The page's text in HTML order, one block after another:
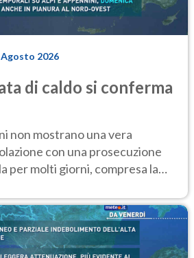
Agosto 2026
di caldo si conferma
non mostrano una vera
con una prosecuzione
per molti giorni, compresa la